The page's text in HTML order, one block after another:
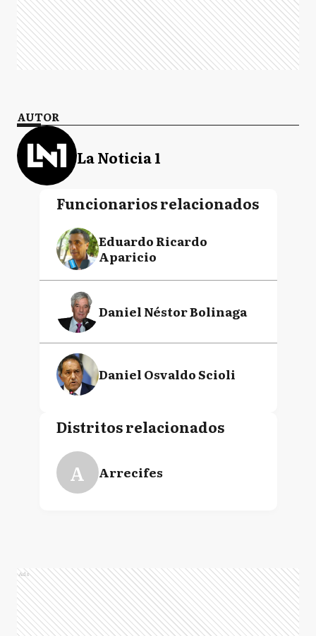
AUTOR
La Noticia 1
Funcionarios relacionados
Eduardo Ricardo
Aparicio
Daniel Néstor Bolinaga
Daniel Osvaldo Scioli
Distritos relacionados
A Arrecifes
Ads